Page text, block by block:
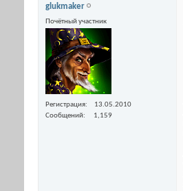
glukmaker
Почётный участник
Регистрация
13.05.2010
Сообщений
1,159